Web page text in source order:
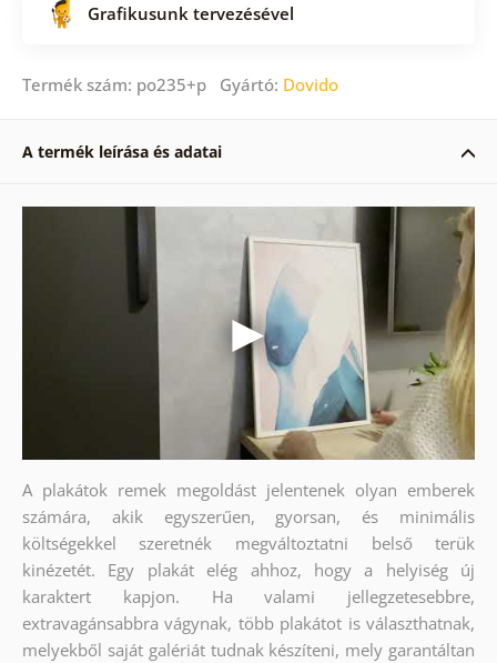
Grafikusunk tervezésével
Termék szám: po235+p Gyártó: Dovido
A termék leírása és adatai
A plakátok remek megoldást jelentenek olyan emberek
számára, akik egyszerűen, gyorsan, és minimális
költségekkel szeretnék megváltoztatni belső terük
kinézetét. Egy plakát elég ahhoz, hogy a helyiség új
karaktert kapjon. Ha valami jellegzetesebbre,
extravagánsabbra vágynak, több plakátot is választhatnak,
melyekből saját galériát tudnak készíteni, mely garantáltan